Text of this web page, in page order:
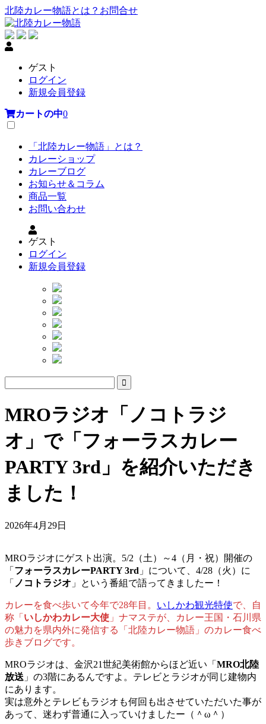
北陸カレー物語とは？ お問合せ
ゲスト
ログイン
新規会員登録
カートの中0
「北陸カレー物語」とは？
カレーショップ
カレーブログ
お知らせ＆コラム
商品一覧
お問い合わせ
ゲスト
ログイン
新規会員登録
MROラジオ「ノコトラジ
オ」で「フォーラスカレー
PARTY 3rd」を紹介いただき
ました！
2026年4月29日
MROラジオにゲスト出演。5/2（土）～4（月・祝）開催の
「 フォーラスカレーPARTY 3rd 」について、4/28（火）に
「 ノコトラジオ 」という番組で語ってきましたー！
カレーを食べ歩いて今年で28年目。 いしかわ観光特使で、自
称「 いしかわカレー大使 」ナマステが、カレー王国・石川県
の魅力を県内外に発信する「北陸カレー物語」のカレー食べ
歩きブログです。
MROラジオは、金沢21世紀美術館からほど近い「 MRO北陸
放送 」の3階にあるんですよ。テレビとラジオが同じ建物内
にあります。
実は意外とテレビもラジオも何回も出させていただいた事が
あって、迷わず普通に入っていけましたー（＾ω＾）